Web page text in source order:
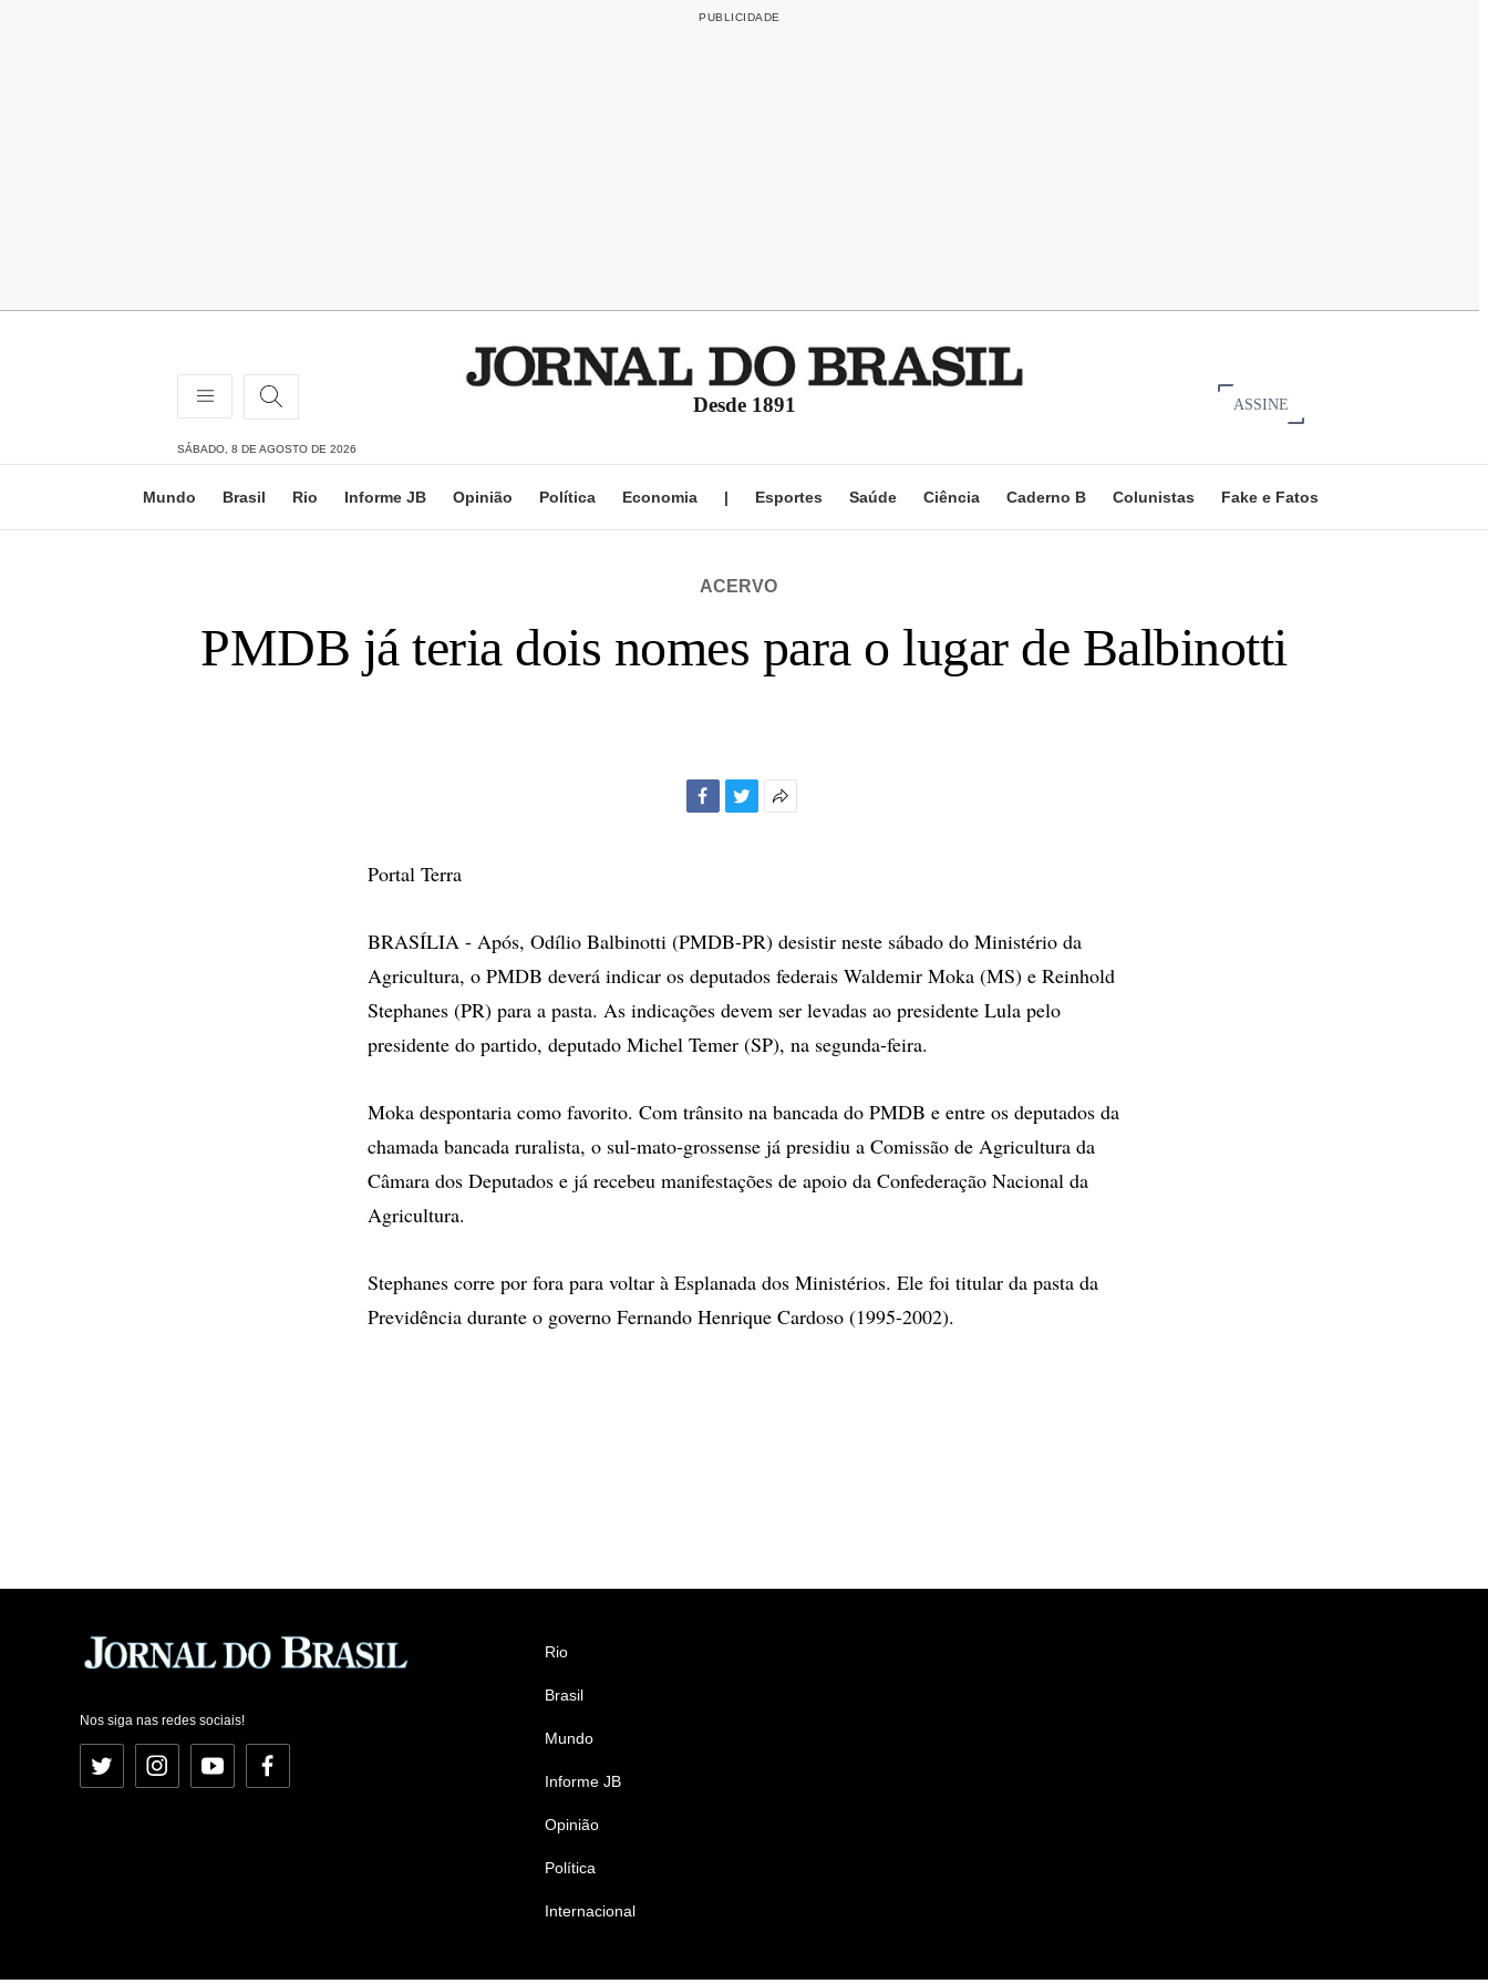
Desde 1891 ASSINE
SÁBADO, 8 DE AGOSTO DE 2026
Mundo Brasil Rio Informe JB Opinião Política Economia | Esportes Saúde Ciência Caderno B Colunistas Fake e Fatos
ACERVO
PMDB já teria dois nomes para o lugar de Balbinotti
Portal Terra
BRASÍLIA - Após, Odílio Balbinotti (PMDB-PR) desistir neste sábado do Ministério da
Agricultura, o PMDB deverá indicar os deputados federais Waldemir Moka (MS) e Reinhold
Stephanes (PR) para a pasta. As indicações devem ser levadas ao presidente Lula pelo
presidente do partido, deputado Michel Temer (SP), na segunda-feira.
Moka despontaria como favorito. Com trânsito na bancada do PMDB e entre os deputados da
chamada bancada ruralista, o sul-mato-grossense já presidiu a Comissão de Agricultura da
Câmara dos Deputados e já recebeu manifestações de apoio da Confederação Nacional da
Agricultura.
Stephanes corre por fora para voltar à Esplanada dos Ministérios. Ele foi titular da pasta da
Previdência durante o governo Fernando Henrique Cardoso (1995-2002).
Nos siga nas redes sociais!
Twitter InstagramYouTubeFacebook
Rio
Brasil
Mundo
Informe JB
Opinião
Política
Internacional